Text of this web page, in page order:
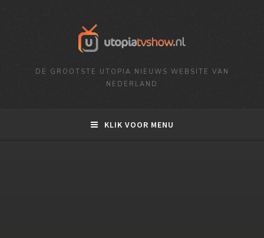
DE GROOTSTE UTOPIA NIEUWS WEBSITE VAN
NEDERLAND
KLIK VOOR MENU